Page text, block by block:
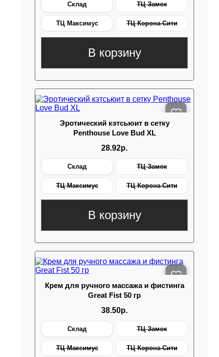
Склад ТЦ Замок
ТЦ Максимус ТЦ Корона-Сити
В корзину
Эротический кэтсьюит в сетку
Penthouse Love Bud XL
28.92р.
Склад ТЦ Замок
ТЦ Максимус ТЦ Корона-Сити
В корзину
Крем для ручного массажа и фистинга
Great Fist 50 гр
38.50р.
Склад ТЦ Замок
ТЦ Максимус ТЦ Корона-Сити